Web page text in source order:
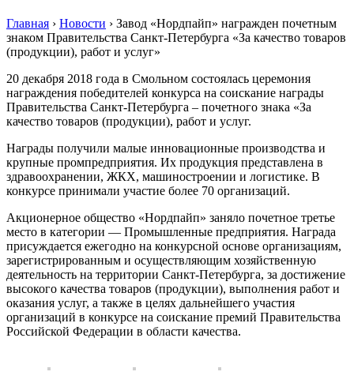
Главная › Новости › Завод «Нордпайп» награжден почетным
знаком Правительства Санкт-Петербурга «За качество товаров
(продукции), работ и услуг»
20 декабря 2018 года в Смольном состоялась церемония
награждения победителей конкурса на соискание награды
Правительства Санкт-Петербурга – почетного знака «За
качество товаров (продукции), работ и услуг.
Награды получили малые инновационные производства и
крупные промпредприятия. Их продукция представлена в
здравоохранении, ЖКХ, машиностроении и логистике. В
конкурсе принимали участие более 70 организаций.
Акционерное общество «Нордпайп» заняло почетное третье
место в категории — Промышленные предприятия. Награда
присуждается ежегодно на конкурсной основе организациям,
зарегистрированным и осуществляющим хозяйственную
деятельность на территории Санкт-Петербурга, за достижение
высокого качества товаров (продукции), выполнения работ и
оказания услуг, а также в целях дальнейшего участия
организаций в конкурсе на соискание премий Правительства
Российской Федерации в области качества.